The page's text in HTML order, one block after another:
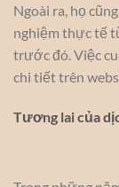
Ngoài ra, họ
nghiệm thực tế
trước đó. Việc
chi tiết trên
Tương lai của